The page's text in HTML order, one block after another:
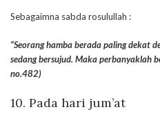
Sebagaimna sabda rosulullah :
“Seorang hamba berada paling dekat
sedang bersujud. Maka perbanyaklah
no.482)
10. Pada hari jum’at